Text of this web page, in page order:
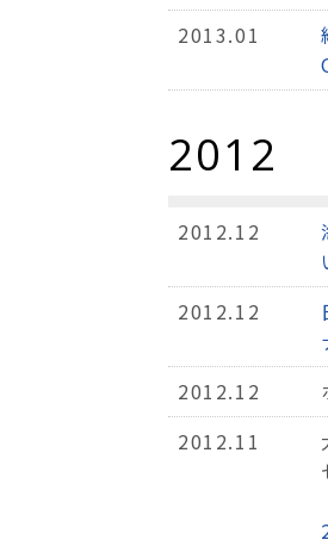
2013.01
2012
2012.12
2012.12
2012.12
2012.11